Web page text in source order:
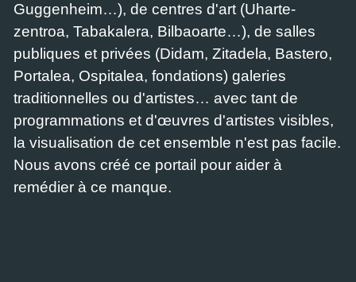
Guggenheim…), de centres d'art (Uharte-
zentroa, Tabakalera, Bilbaoarte…), de salles
publiques et privées (Didam, Zitadela, Bastero,
Portalea, Ospitalea, fondations) galeries
traditionnelles ou d'artistes… avec tant de
programmations et d'œuvres d'artistes visibles,
la visualisation de cet ensemble n'est pas facile.
Nous avons créé ce portail pour aider à
remédier à ce manque.